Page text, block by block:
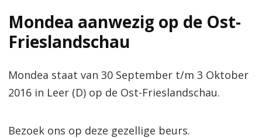
Mondea aanwezig op de Ost-
Frieslandschau
Mondea staat van 30 September t/m 3 Oktober
2016 in Leer (D) op de Ost-Frieslandschau.
Bezoek ons op deze gezellige beurs.